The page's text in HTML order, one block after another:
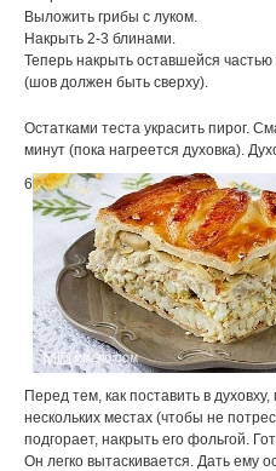
Выложить грибы с луком.
Накрыть 2-3 блинами.
Теперь накрыть оставшейся
(шов должен быть сверху).
Остатками теста украсить пирог.
минут (пока нагреется духовка).
6
Перед тем, как поставить в
нескольких местах (чтобы не
подгорает, накрыть его фольгой.
Он легко вытаскивается. Дать ему